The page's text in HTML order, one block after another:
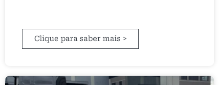
Clique para saber mais >